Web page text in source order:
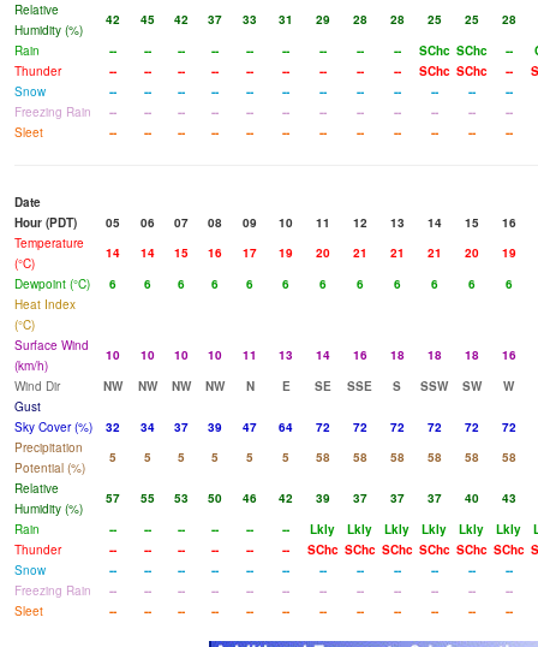
Relative
Humidity (%)
42 45 42 37 33 31 29 28 28 25 25
28
Rain
-- -- -- -- -- -- -- -- -- SChc SChc --
Thunder
-- -- -- -- -- -- -- -- -- SChc SChc --
Snow
-- -- -- -- -- -- -- -- -- -- --
--
Freezing Rain
-- -- -- -- -- -- -- -- -- -- --
--
Sleet
-- -- -- -- -- -- -- -- -- -- -- --
Date
Hour (PDT)
05 06 07 08 09 10 11 12 13 14 15
16
Temperature
(°C)
14 14 15 16 17 19 20 21 21 21 20
19
Dewpoint (°C)
6 6 6 6 6 6 6 6 6 6 6
6
Heat Index
(°C)
Surface Wind
(km/h)
10 10 10 10 11 13 14 16 18 18 18
16
Wind Dir
NW NW NW NW N E SE SSE S SSW SW
W
Gust
Sky Cover (%)
32 34 37 39 47 64 72 72 72 72 72
72
Precipitation
Potential (%)
5 5 5 5 5 5 58 58 58 58 58
58
Relative
Humidity (%)
57 55 53 50 46 42 39 37 37 37 40
43
Rain
-- -- -- -- -- -- Lkly Lkly Lkly Lkly Lkly Lkly
Thunder
-- -- -- -- -- -- SChc SChc SChc SChc SChc SChc
Snow
-- -- -- -- -- -- -- -- -- -- --
--
Freezing Rain
-- -- -- -- -- -- -- -- -- -- --
--
Sleet
-- -- -- -- -- -- -- -- -- -- -- --